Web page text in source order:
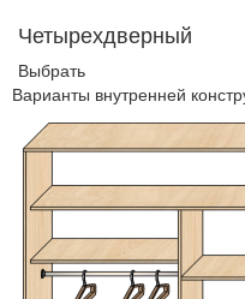
Четырехдверный
Выбрать
Варианты внутренней